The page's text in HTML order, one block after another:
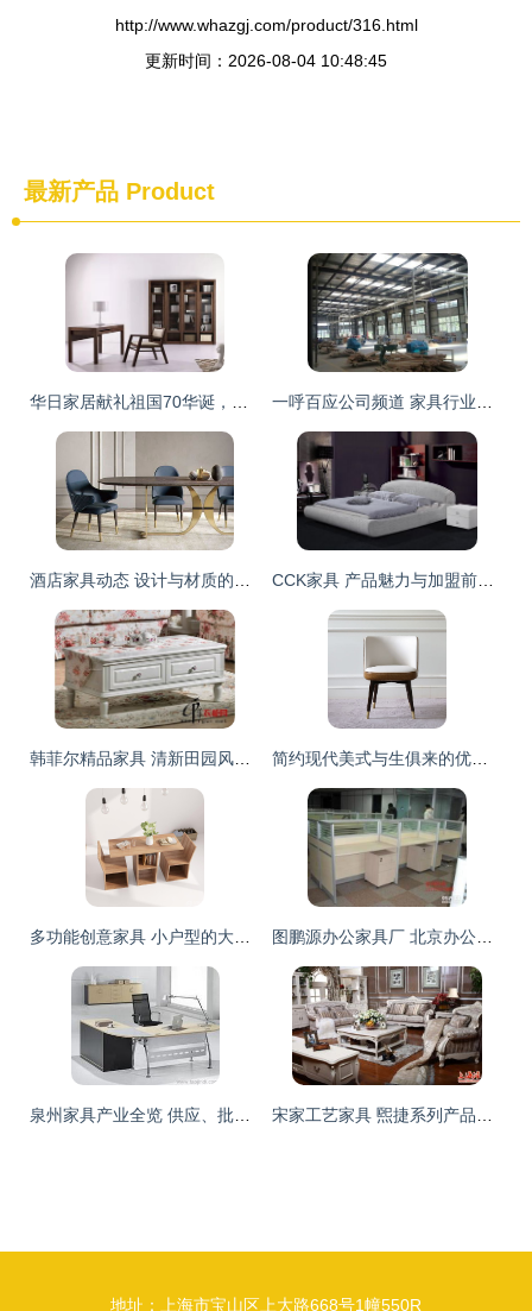
http://www.whazgj.com/product/316.html
更新时间：2026-08-04 10:48:45
最新产品 Product
地址：上海市宝山区上大路668号1幢550R